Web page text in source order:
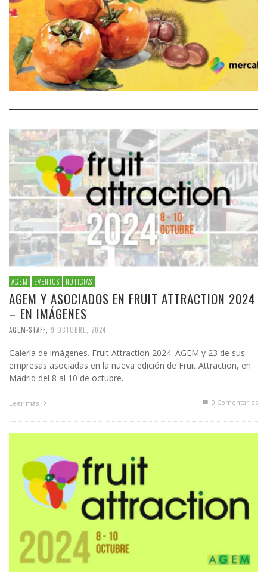
DE OCTUBRE
LEER MÁS
AGEM EVENTOS NOTICIAS
AGEM Y ASOCIADOS EN FRUIT ATTRACTION 2024
– EN IMÁGENES
AGEM-STAFF 9 OCTUBRE, 2024
Galería de imágenes. Fruit Attraction 2024. AGEM y 23 de sus
empresas asociadas en la nueva edición de Fruit Attraction, en
Madrid del 8 al 10 de octubre.
Leer más 0 Comentarios